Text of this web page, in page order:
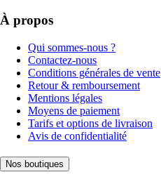
À propos
Qui sommes-nous ?
Contactez-nous
Conditions générales de vente
Retour & remboursement
Mentions légales
Moyens de paiement
Tarifs et options de livraison
Avis de confidentialité
Nos boutiques